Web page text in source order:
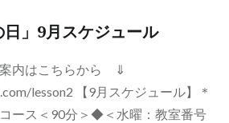
日」9月スケジュール
案内はこちらから ⇓
lesson2 【9月スケジュール】＊
ース＜90分＞◆＜水曜：教室番号